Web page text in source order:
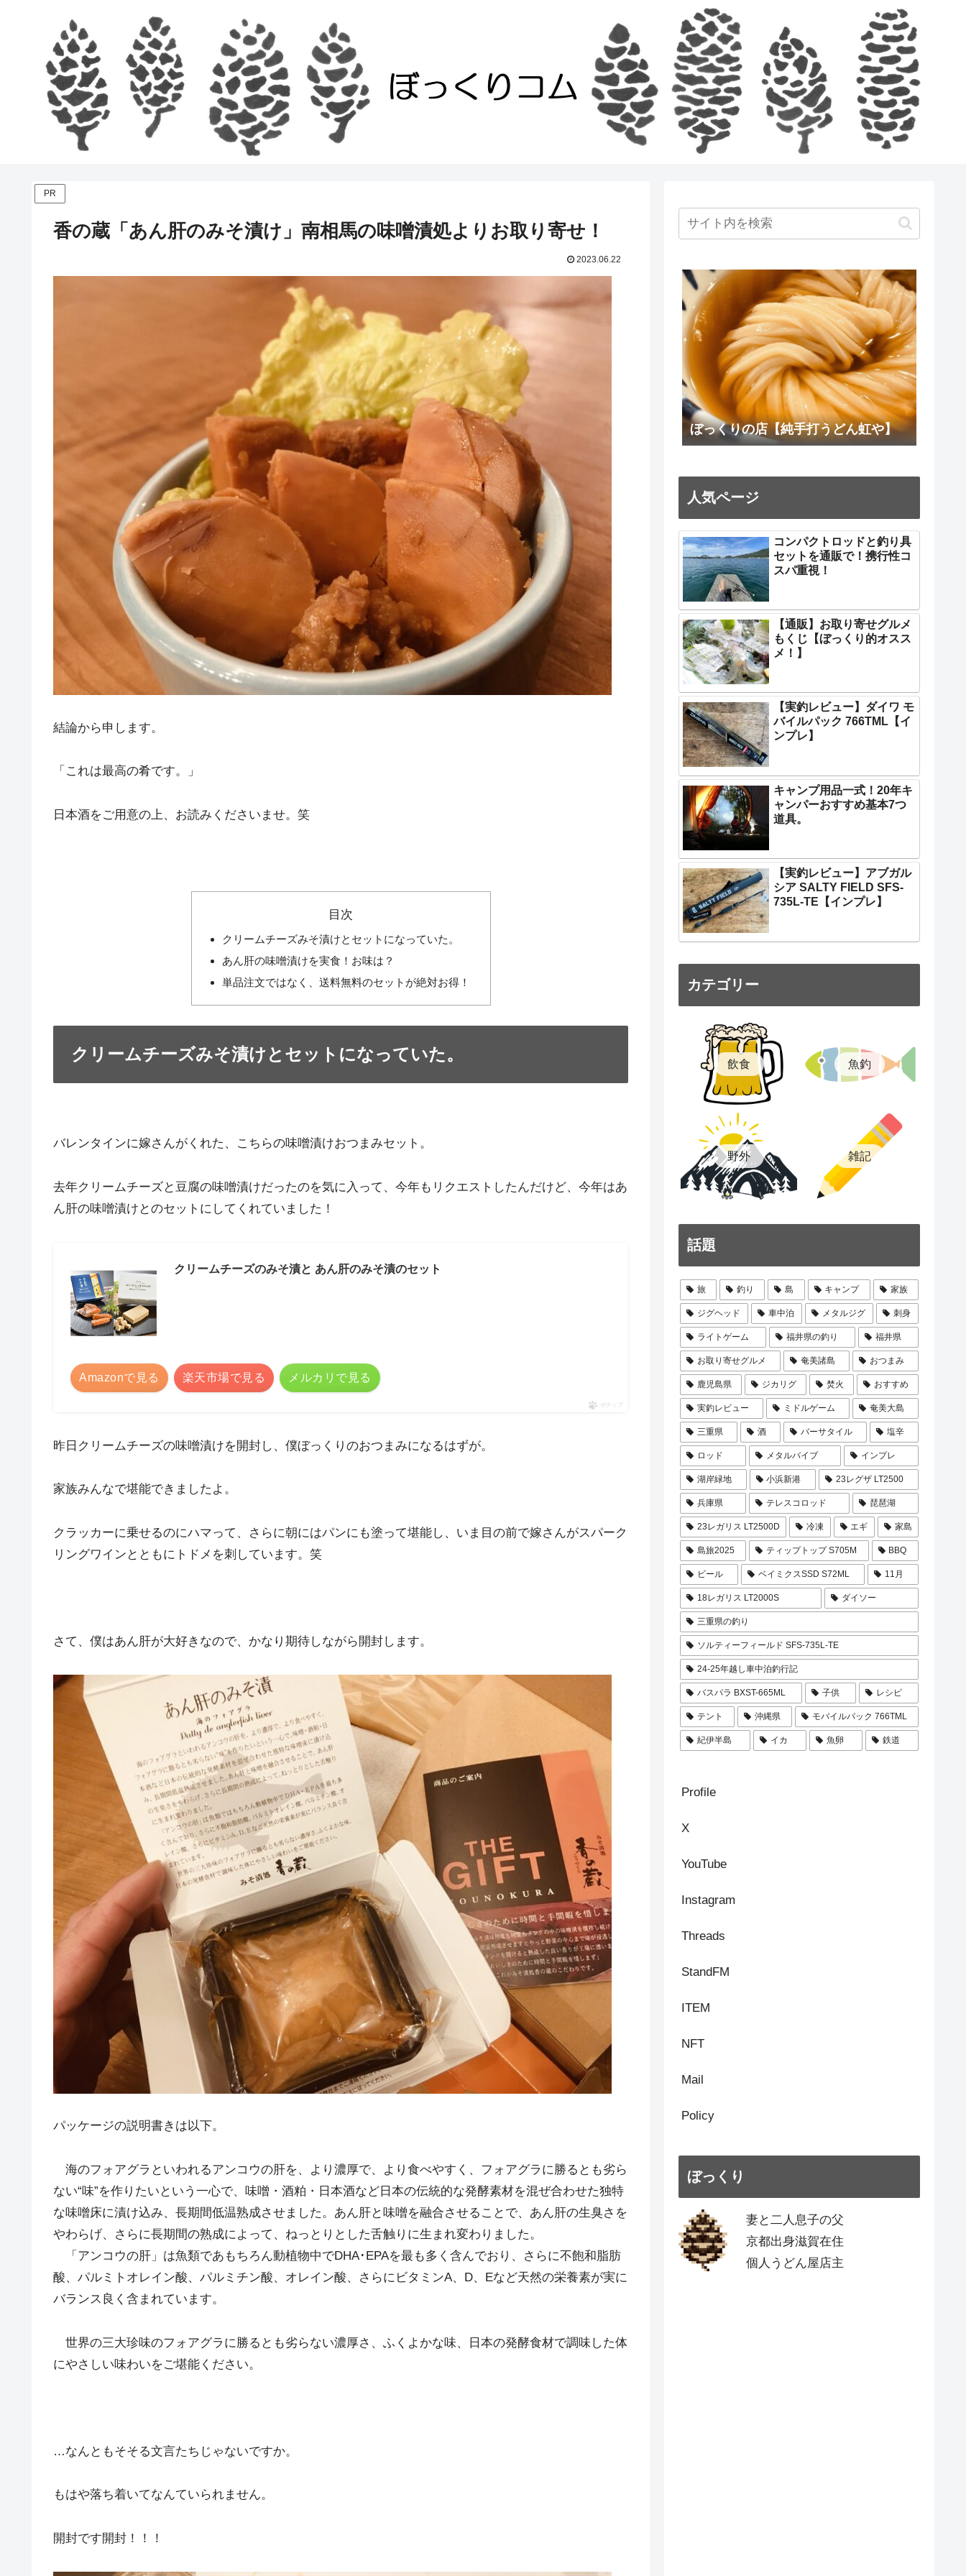
PR
香の蔵「あん肝のみそ漬け」南相馬の味噌漬処よりお取り寄せ！
2023.06.22
結論から申します。
「これは最高の肴です。」
日本酒をご用意の上、お読みくださいませ。笑
目次
クリームチーズみそ漬けとセットになっていた。
あん肝の味噌漬けを実食！お味は？
単品注文ではなく、送料無料のセットが絶対お得！
クリームチーズみそ漬けとセットになっていた。
バレンタインに嫁さんがくれた、こちらの味噌漬けおつまみセット。
去年クリームチーズと豆腐の味噌漬けだったのを気に入って、今年もリクエストしたんだけど、今年はあ
ん肝の味噌漬けとのセットにしてくれていました！
クリームチーズのみそ漬と あん肝のみそ漬のセット
Amazonで見る 楽天市場で見る メルカリで見る
ポチップ
昨日クリームチーズの味噌漬けを開封し、僕ぼっくりのおつまみになるはずが。
家族みんなで堪能できましたよ。
クラッカーに乗せるのにハマって、さらに朝にはパンにも塗って堪能し、いま目の前で嫁さんがスパーク
リングワインとともにトドメを刺しています。笑
さて、僕はあん肝が大好きなので、かなり期待しながら開封します。
パッケージの説明書きは以下。
海のフォアグラといわれるアンコウの肝を、より濃厚で、より食べやすく、フォアグラに勝るとも劣ら
ない“味”を作りたいという一心で、味噌・酒粕・日本酒など日本の伝統的な発酵素材を混ぜ合わせた独特
な味噌床に漬け込み、長期間低温熟成させました。あん肝と味噌を融合させることで、あん肝の生臭さを
やわらげ、さらに長期間の熟成によって、ねっとりとした舌触りに生まれ変わりました。
「アンコウの肝」は魚類であもちろん動植物中でDHA･EPAを最も多く含んでおり、さらに不飽和脂肪
酸、パルミトオレイン酸、パルミチン酸、オレイン酸、さらにビタミンA、D、Eなど天然の栄養素が実に
バランス良く含まれています。
世界の三大珍味のフォアグラに勝るとも劣らない濃厚さ、ふくよかな味、日本の発酵食材で調味した体
にやさしい味わいをご堪能ください。
…なんともそそる文言たちじゃないですか。
もはや落ち着いてなんていられません。
開封です開封！！！
ぼっくりの店【純手打うどん虹や】
人気ページ
コンパクトロッドと釣り具
セットを通販で！携行性コ
スパ重視！
【通販】お取り寄せグルメ
もくじ【ぼっくり的オスス
メ！】
【実釣レビュー】ダイワ モ
バイルパック 766TML【イ
ンプレ】
キャンプ用品一式！20年キ
ャンパーおすすめ基本7つ
道具。
【実釣レビュー】アブガル
シア SALTY FIELD SFS-
735L-TE【インプレ】
カテゴリー
飲食 魚釣
野外 雑記
話題
旅 釣り 島 キャンプ 家族
ジグヘッド 車中泊 メタルジグ 刺身
ライトゲーム 福井県の釣り 福井県
お取り寄せグルメ 奄美諸島 おつまみ
鹿児島県 ジカリグ 焚火 おすすめ
実釣レビュー ミドルゲーム 奄美大島
三重県 酒 バーサタイル 塩辛
ロッド メタルバイブ インプレ
湖岸緑地 小浜新港 23レグザ LT2500
兵庫県 テレスコロッド 琵琶湖
23レガリス LT2500D 冷凍 エギ 家島
島旅2025 ティップトップ S705M BBQ
ビール ベイミクスSSD S72ML 11月
18レガリス LT2000S ダイソー
三重県の釣り
ソルティーフィールド SFS-735L-TE
24-25年越し車中泊釣行記
バスパラ BXST-665ML 子供 レシピ
テント 沖縄県 モバイルパック 766TML
紀伊半島 イカ 魚卵 鉄道
Profile
X
YouTube
Instagram
Threads
StandFM
ITEM
NFT
Mail
Policy
ぼっくり
妻と二人息子の父
京都出身滋賀在住
個人うどん屋店主